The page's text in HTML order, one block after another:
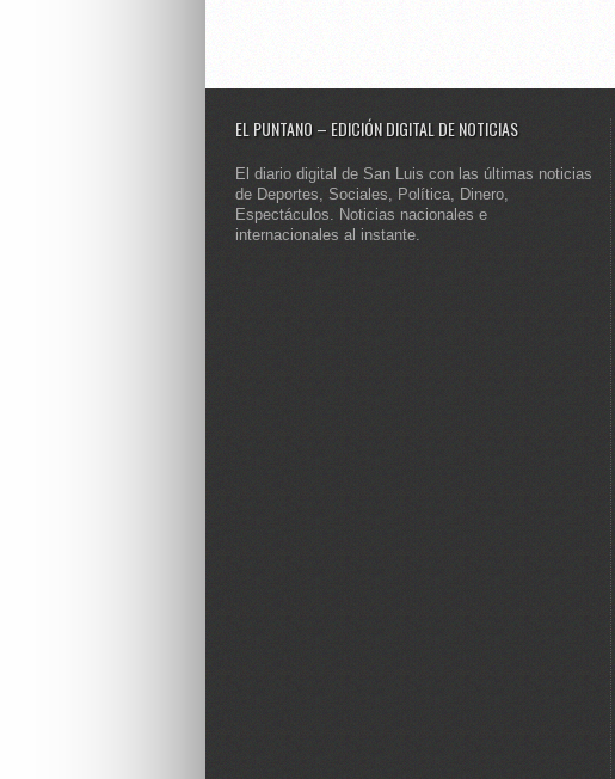
EL PUNTANO – EDICIÓN DIGITAL DE NOTICIAS
El diario digital de San Luis con las últimas noticias
de Deportes, Sociales, Política, Dinero,
Espectáculos. Noticias nacionales e
internacionales al instante.